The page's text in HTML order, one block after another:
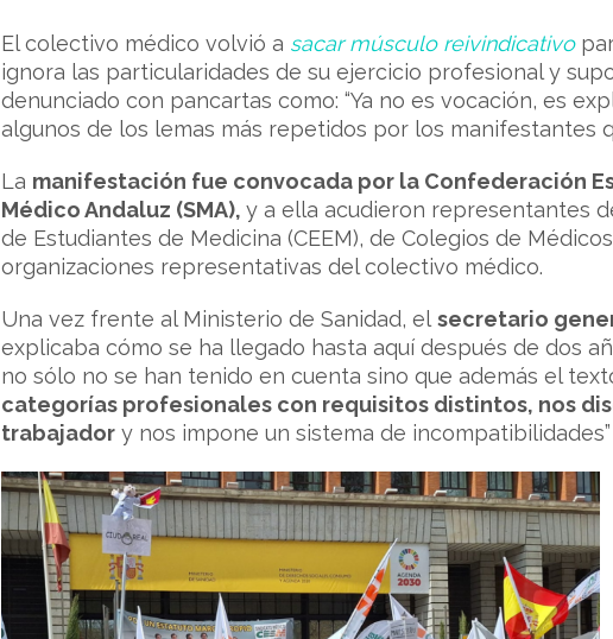
El colectivo médico volvió a sacar músculo reivindicativo
ignora las particularidades de su ejercicio profesional y
denunciado con pancartas como: “Ya no es vocación, es
algunos de los lemas más repetidos por los manifestantes
La manifestación fue convocada por la Confederación
Médico Andaluz (SMA), y a ella acudieron representantes
de Estudiantes de Medicina (CEEM), de Colegios de
organizaciones representativas del colectivo médico.
Una vez frente al Ministerio de Sanidad, el secretario
explicaba cómo se ha llegado hasta aquí después de dos
no sólo no se han tenido en cuenta sino que además el
categorías profesionales con requisitos distintos, nos
trabajador y nos impone un sistema de